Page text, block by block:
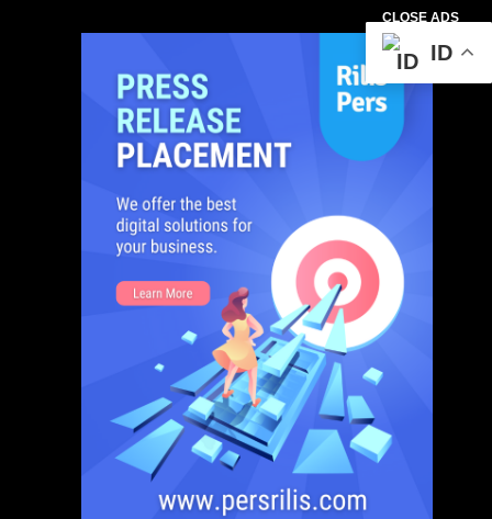
CLOSE ADS
ID